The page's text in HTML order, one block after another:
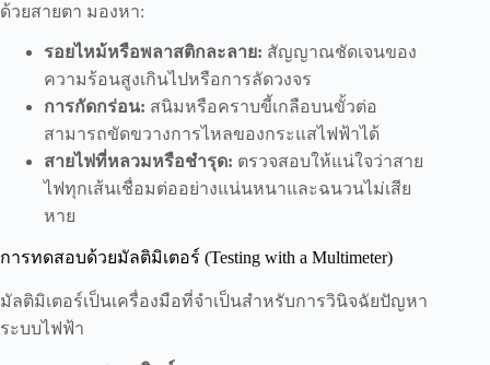
ด้วยสายตา มองหา:
รอยไหม้หรือพลาสติกละลาย: สัญญาณชัดเจนของ
ความร้อนสูงเกินไปหรือการลัดวงจร
การกัดกร่อน: สนิมหรือคราบขี้เกลือบนขั้วต่อ
สามารถขัดขวางการไหลของกระแสไฟฟ้าได้
สายไฟที่หลวมหรือชำรุด: ตรวจสอบให้แน่ใจว่าสาย
ไฟทุกเส้นเชื่อมต่ออย่างแน่นหนาและฉนวนไม่เสีย
หาย
การทดสอบด้วยมัลติมิเตอร์ (Testing with a Multimeter)
มัลติมิเตอร์เป็นเครื่องมือที่จำเป็นสำหรับการวินิจฉัยปัญหา
ระบบไฟฟ้า